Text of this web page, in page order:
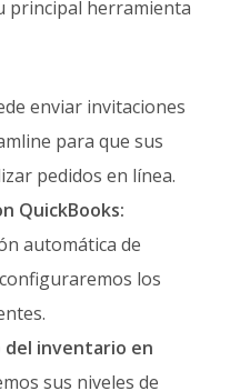
principal herramienta
enviar invitaciones
para que sus
pedidos en línea.
QuickBooks:
automática de
los
inventario en
sus niveles de